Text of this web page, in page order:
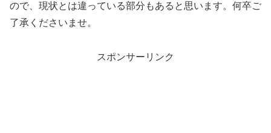
ので、現状とは違っている部分もあると思います。何卒ご
了承くださいませ。
スポンサーリンク